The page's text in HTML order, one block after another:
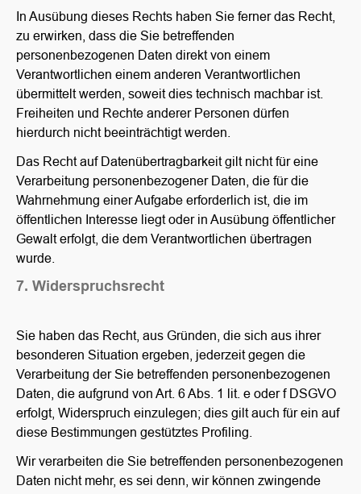
Marken
News
In Ausübung dieses Rechts haben Sie ferner das Recht,
zu erwirken, dass die Sie betreffenden
personenbezogenen Daten direkt von einem
Verantwortlichen einem anderen Verantwortlichen
übermittelt werden, soweit dies technisch machbar ist.
Freiheiten und Rechte anderer Personen dürfen
hierdurch nicht beeinträchtigt werden.
Das Recht auf Datenübertragbarkeit gilt nicht für eine
Verarbeitung personenbezogener Daten, die für die
Wahrnehmung einer Aufgabe erforderlich ist, die im
öffentlichen Interesse liegt oder in Ausübung öffentlicher
Gewalt erfolgt, die dem Verantwortlichen übertragen
wurde.
7. Widerspruchsrecht
Sie haben das Recht, aus Gründen, die sich aus ihrer
besonderen Situation ergeben, jederzeit gegen die
Verarbeitung der Sie betreffenden personenbezogenen
Daten, die aufgrund von Art. 6 Abs. 1 lit. e oder f DSGVO
erfolgt, Widerspruch einzulegen; dies gilt auch für ein auf
diese Bestimmungen gestütztes Profiling.
Wir verarbeiten die Sie betreffenden personenbezogenen
Daten nicht mehr, es sei denn, wir können zwingende